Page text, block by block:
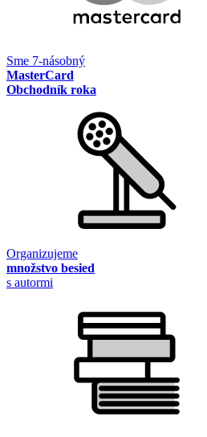
Sme 7-násobný
MasterCard
Obchodník roka
Organizujeme
množstvo besied
s autormi